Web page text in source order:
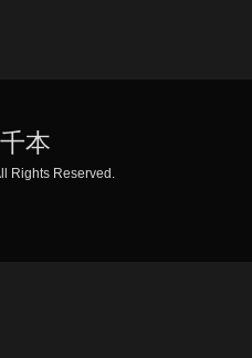
本
Rights Reserved.